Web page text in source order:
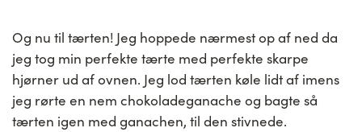
Og nu til tærten! Jeg hoppede nærmest op af ned da
jeg tog min perfekte tærte med perfekte skarpe
hjørner ud af ovnen. Jeg lod tærten køle lidt af imens
jeg rørte en nem chokoladeganache og bagte så
tærten igen med ganachen, til den stivnede.